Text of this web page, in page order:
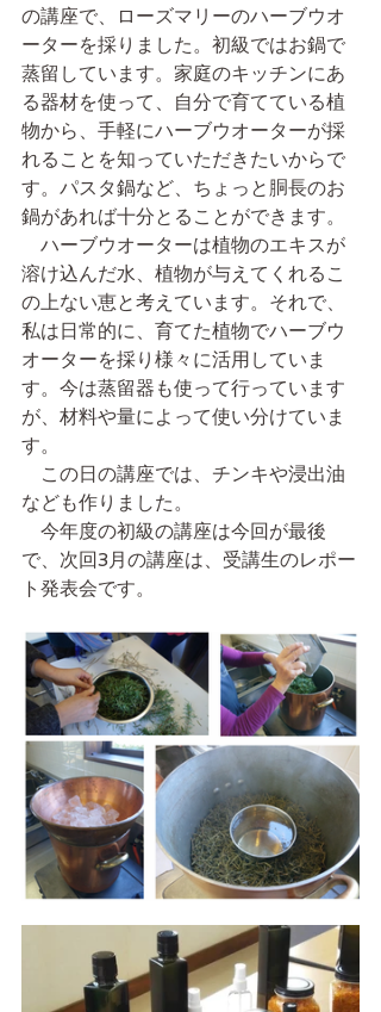
の講座で、ローズマリーのハーブウオ
ーターを採りました。初級ではお鍋で
蒸留しています。家庭のキッチンにあ
る器材を使って、自分で育てている植
物から、手軽にハーブウオーターが採
れることを知っていただきたいからで
す。パスタ鍋など、ちょっと胴長のお
鍋があれば十分とることができます。
ハーブウオーターは植物のエキスが
溶け込んだ水、植物が与えてくれるこ
の上ない恵と考えています。それで、
私は日常的に、育てた植物でハーブウ
オーターを採り様々に活用していま
す。今は蒸留器も使って行っています
が、材料や量によって使い分けていま
す。
この日の講座では、チンキや浸出油
なども作りました。
今年度の初級の講座は今回が最後
で、次回3月の講座は、受講生のレポー
ト発表会です。